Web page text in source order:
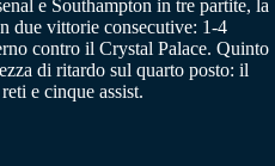
e Southampton in tre partite, la
due vittorie consecutive: 1-4
contro il Crystal Palace. Quinto
di ritardo sul quarto posto: il
e cinque assist.